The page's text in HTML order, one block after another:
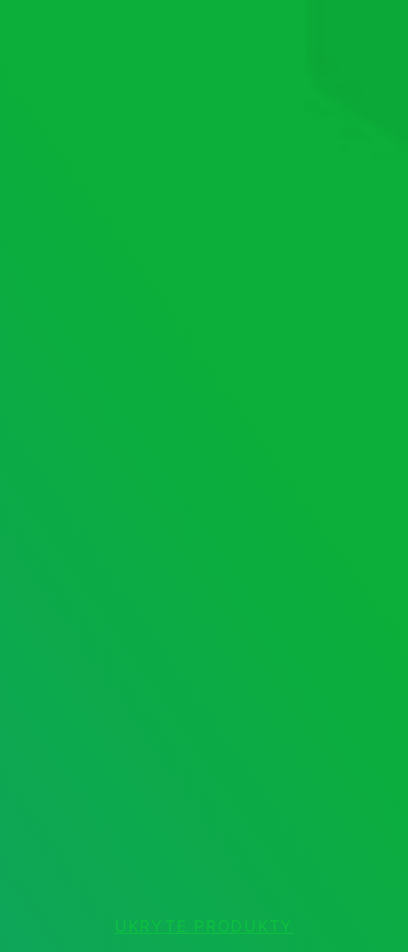
UKRYTE PRODUKTY